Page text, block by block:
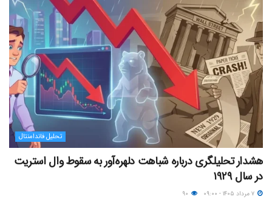
تحلیل فاندامنتال
هشدار تحلیلگری درباره شباهت دلهره‌آور به سقوط وال استریت
در سال ۱۹۲۹